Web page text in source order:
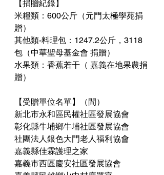
【捐贈紀錄】
米糧類：600公斤（元門太極學苑捐
贈）
其他類-料理包：1247.2公斤，3118
包（中華聖母基金會 捐贈）
水果類：香蕉若干（ 嘉義在地果農捐
贈）
【受贈單位名單】（間）
新北市永和區民權社區發展協會
彰化縣牛埔鄉牛埔社區發展協會
社團法人銀色大門老人福利協會
嘉義縣佳霖護理之家
嘉義市西區慶安社區發展協會